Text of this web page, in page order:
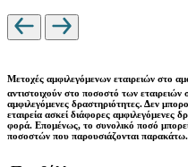
Μετοχές αμφιλεγόμενων εταιρειών στο
αντιστοιχούν στο ποσοστό των
αμφιλεγόμενες δραστηριότητες. Δεν
εταιρεία ασκεί διάφορες αμφιλεγόμενες
φορά. Επομένως, το συνολικό ποσό
ποσοστών που παρουσιάζονται παρακάτω.